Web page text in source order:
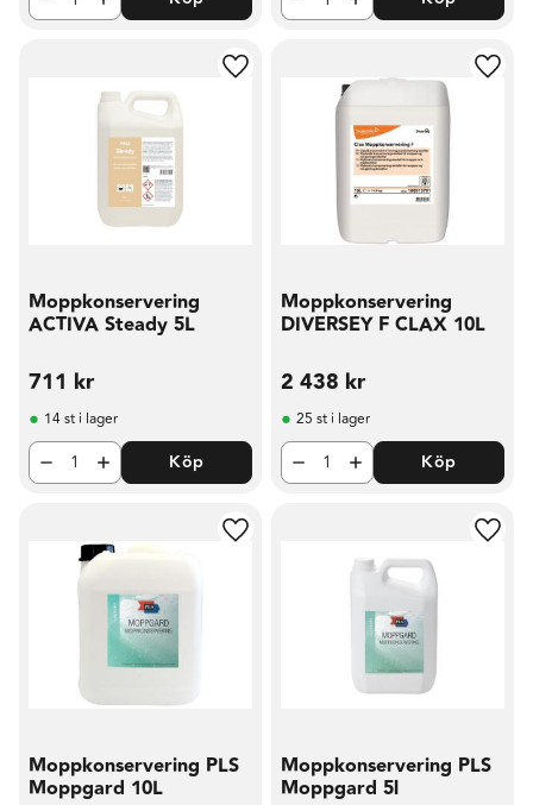
Moppkonservering
ACTIVA Steady 5L
711 kr
Lägg till i favoriter
14 st i lager
Köp
Moppkonservering
DIVERSEY F CLAX 10L
2 438 kr
25 st i lager
Köp
Moppkonservering PLS
Moppgard 10L
Lägg till i favoriter
Moppkonservering PLS
Moppgard 5l